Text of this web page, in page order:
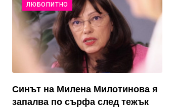
ЛЮБОПИТНО
Синът на Милена Милотинова я
запалва по сърфа след тежък